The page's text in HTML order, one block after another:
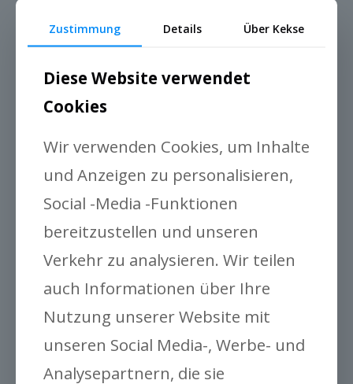
Finnland*
Deutschland
Griechenland
Island*
Italien
Lettland
Liechtenstein
Litauen
Mazedonien
Malta
Montenegro
Niederlande
Norwegen*
Zustimmung Details Über Kekse
Diese Website verwendet
Cookies
Wir verwenden Cookies, um Inhalte
und Anzeigen zu personalisieren,
Social -Media -Funktionen
bereitzustellen und unseren
Verkehr zu analysieren. Wir teilen
auch Informationen über Ihre
Nutzung unserer Website mit
unseren Social Media-, Werbe- und
Analysepartnern, die sie